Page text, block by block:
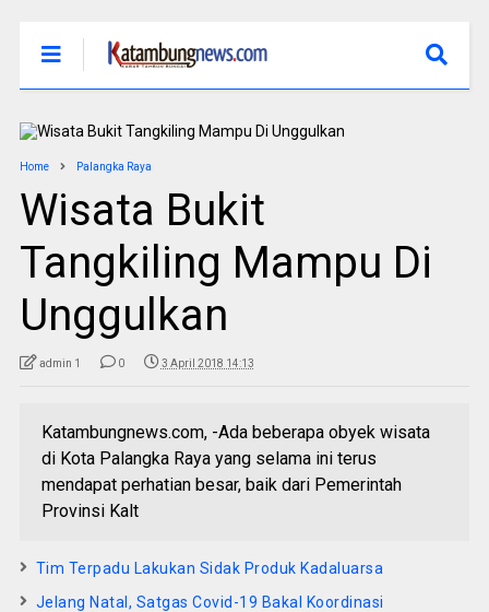
Home Palangka Raya
Wisata Bukit
Tangkiling Mampu Di
Unggulkan
admin 1 0 3 April 2018 14:13
Katambungnews.com, -Ada beberapa obyek wisata
di Kota Palangka Raya yang selama ini terus
mendapat perhatian besar, baik dari Pemerintah
Provinsi Kalt
Tim Terpadu Lakukan Sidak Produk Kadaluarsa
Jelang Natal, Satgas Covid-19 Bakal Koordinasi